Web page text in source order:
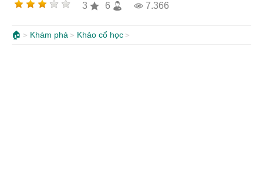
3 6 7.366
🏠 Khám phá Khảo cổ học